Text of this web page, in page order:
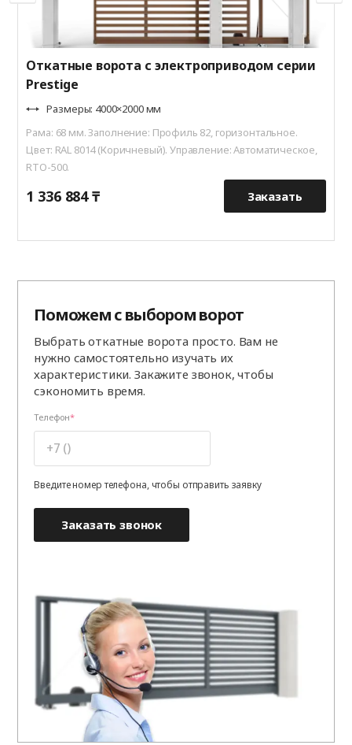
Откатные ворота с электроприводом серии
Prestige
Размеры: 4000×2000 мм
Рама: 68 мм. Заполнение: Профиль 82, горизонтальное.
Цвет: RAL 8014 (Коричневый). Управление: Автоматическое,
RTO-500.
1 336 884 ₸ Заказать
Поможем с выбором ворот
Выбрать откатные ворота просто. Вам не
нужно самостоятельно изучать их
характеристики. Закажите звонок, чтобы
сэкономить время.
Телефон
Введите номер телефона, чтобы отправить заявку
Заказать звонок